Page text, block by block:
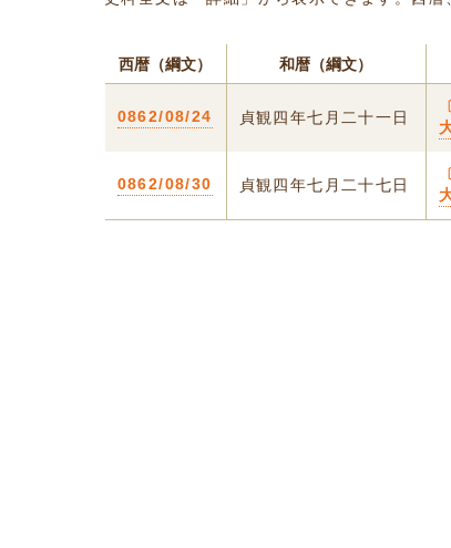
西暦（綱文） 和暦（綱文）
0862/08/24 貞観四年七月二十一日
0862/08/30 貞観四年七月二十七日